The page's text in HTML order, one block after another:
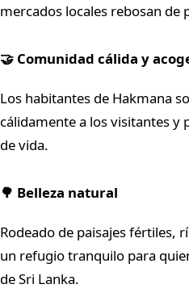
mercados locales rebosan
🤝 Comunidad cálida y
Los habitantes de Hakmana
cálidamente a los visitantes
de vida.
🌳 Belleza natural
Rodeado de paisajes fértiles,
un refugio tranquilo para
de Sri Lanka.